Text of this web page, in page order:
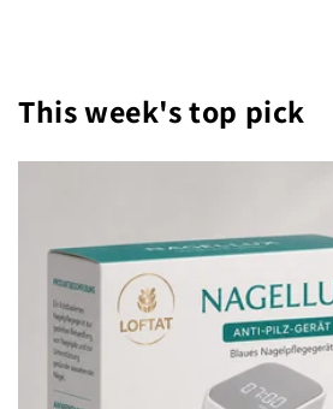
This week's top pick